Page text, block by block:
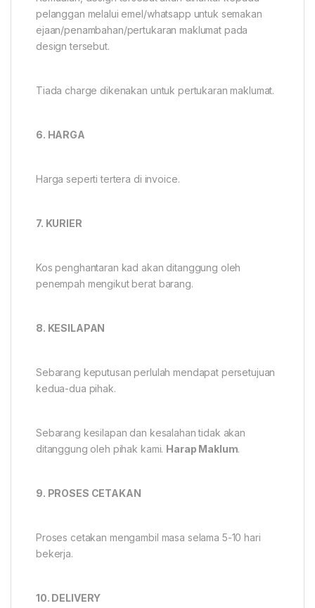
pelanggan melalui emel/whatsapp untuk semakan
ejaan/penambahan/pertukaran maklumat pada
design tersebut.
Tiada charge dikenakan untuk pertukaran maklumat.
6. HARGA
Harga seperti tertera di invoice.
7. KURIER
Kos penghantaran kad akan ditanggung oleh
penempah mengikut berat barang.
8. KESILAPAN
Sebarang keputusan perlulah mendapat persetujuan
kedua-dua pihak.
Sebarang kesilapan dan kesalahan tidak akan
ditanggung oleh pihak kami. Harap Maklum.
9. PROSES CETAKAN
Proses cetakan mengambil masa selama 5-10 hari
bekerja.
10. DELIVERY